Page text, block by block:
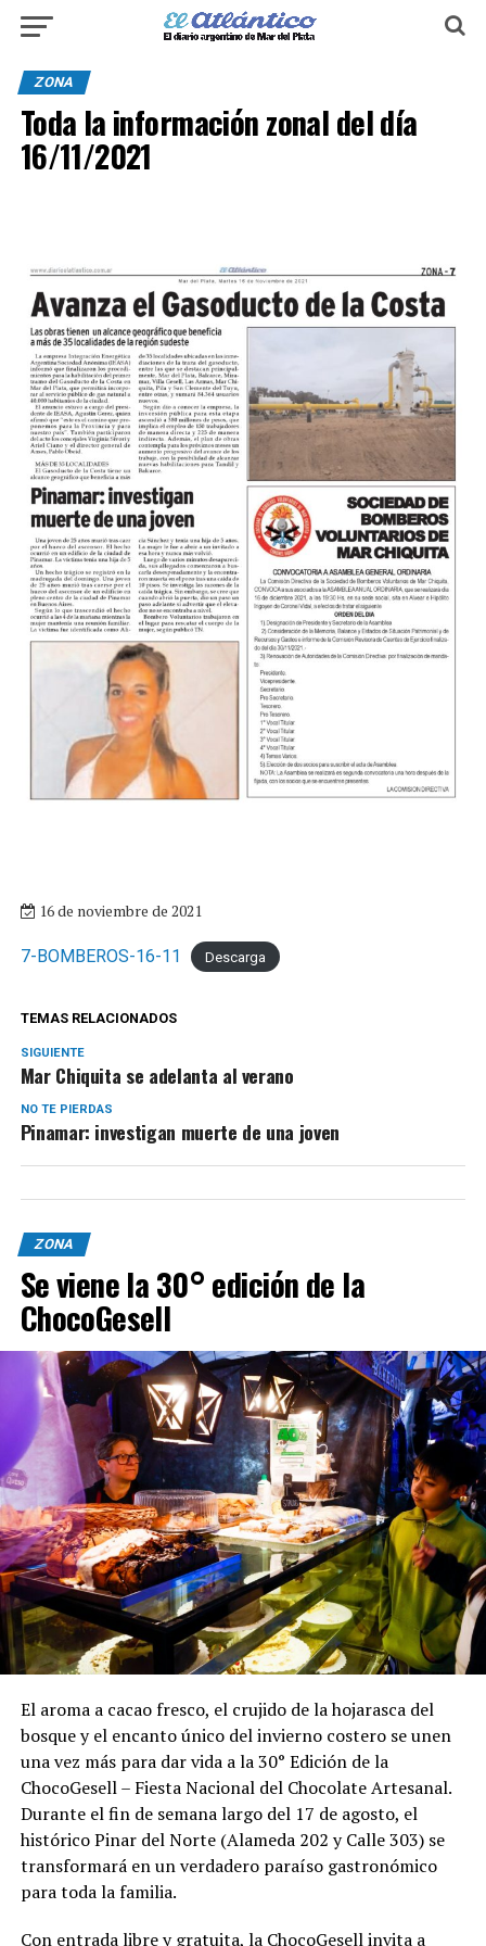
ZONA
Toda la información zonal del día
16/11/2021
16 de noviembre de 2021
7-BOMBEROS-16-11 Descarga
TEMAS RELACIONADOS
SIGUIENTE
Mar Chiquita se adelanta al verano
NO TE PIERDAS
Pinamar: investigan muerte de una joven
ZONA
Se viene la 30° edición de la
ChocoGesell
El aroma a cacao fresco, el crujido de la hojarasca del
bosque y el encanto único del invierno costero se unen
una vez más para dar vida a la 30° Edición de la
ChocoGesell – Fiesta Nacional del Chocolate Artesanal.
Durante el fin de semana largo del 17 de agosto, el
histórico Pinar del Norte (Alameda 202 y Calle 303) se
transformará en un verdadero paraíso gastronómico
para toda la familia.
Con entrada libre y gratuita, la ChocoGesell invita a